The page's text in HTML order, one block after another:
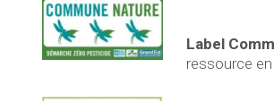
Label
ressource